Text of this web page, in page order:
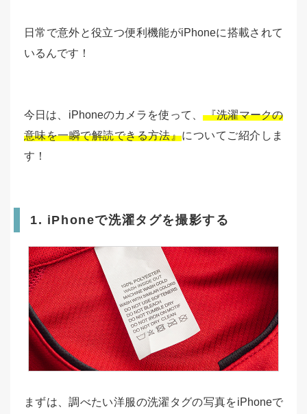
日常で意外と役立つ便利機能がiPhoneに搭載されて
いるんです！
今日は、iPhoneのカメラを使って、 『洗濯マークの
意味を一瞬で解読できる方法』についてご紹介しま
す！
1. iPhoneで洗濯タグを撮影する
まずは、調べたい洋服の洗濯タグの写真をiPhoneで